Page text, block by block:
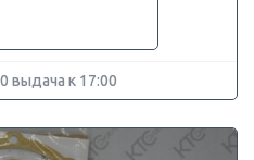
выдача к 17:00